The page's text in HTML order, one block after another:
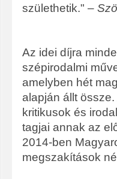
születhetik." –
Az idei díjra
szépirodalmi
amelyben hét
alapján állt
kritikusok és
tagjai annak az
2014-ben
megszakítások